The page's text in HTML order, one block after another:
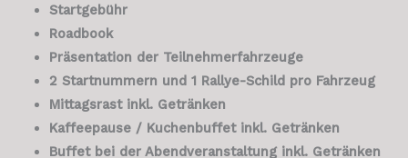
Startgebühr
Roadbook
Präsentation der Teilnehmerfahrzeuge
2 Startnummern und 1 Rallye-Schild pro Fahrzeug
Mittagsrast inkl. Getränken
Kaffeepause / Kuchenbuffet inkl. Getränken
Buffet bei der Abendveranstaltung inkl. Getränken